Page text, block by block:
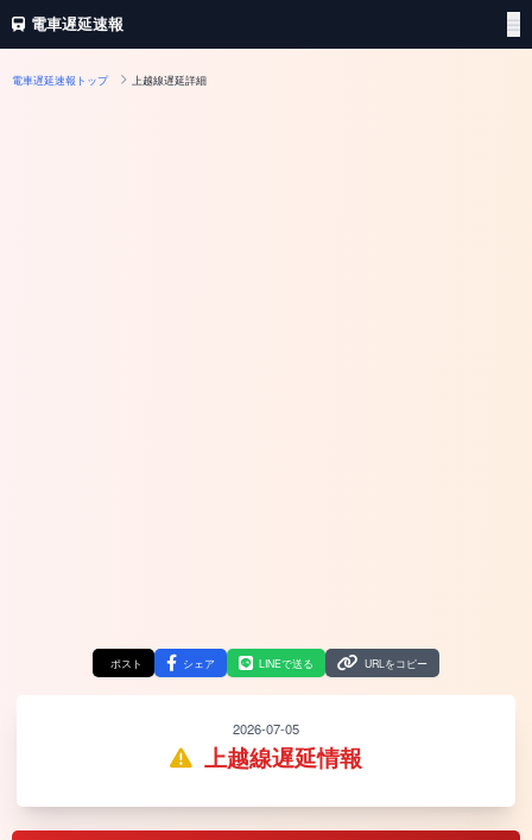
電車遅延速報
電車遅延速報トップ 上越線遅延詳細
ポスト シェア LINEで送る URLをコピー
2026-07-05
上越線遅延情報